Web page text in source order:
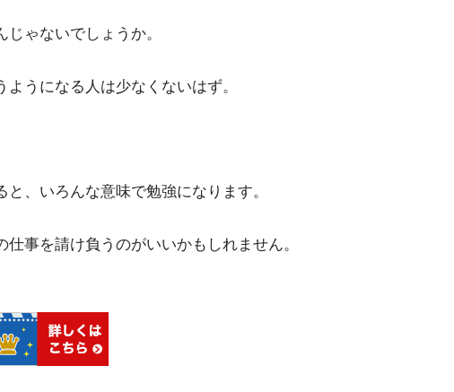
ゃないでしょうか。
うになる人は少なくないはず。
、いろんな意味で勉強になります。
事を請け負うのがいいかもしれません。